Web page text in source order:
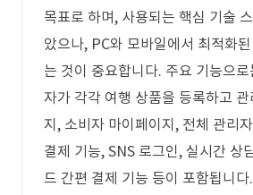
목표로 하며, 사용되는 핵심 기술
았으나, PC와 모바일에서 최적화
는 것이 중요합니다. 주요 기능으로
자가 각각 여행 상품을 등록하고 관
지, 소비자 마이페이지, 전체 관리
결제 기능, SNS 로그인, 실시간 상
드 간편 결제 기능 등이 포함됩니